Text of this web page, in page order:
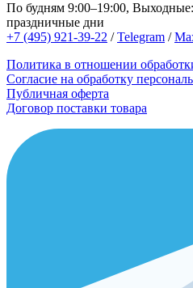
По будням 9:00–19:00, Выходные:
праздничные дни
+7 (495) 921-39-22 /Telegram /
Политика в отношении
Согласие на обработку
Публичная оферта
Договор поставки товара